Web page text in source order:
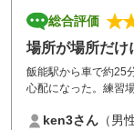
総合評価
場所が場所だけ
飯能駅から車で約25
心配になった。練習
うだったが、グリー
ken3さん （男